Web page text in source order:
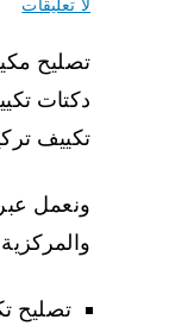
دكتات
تكييف
ونعمل
تصليح